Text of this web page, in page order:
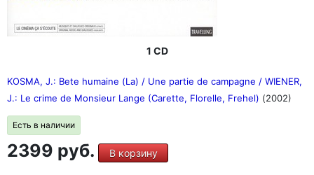
1 CD
KOSMA, J.: Bete humaine (La) / Une partie de campagne / WIENER,
J.: Le crime de Monsieur Lange (Carette, Florelle, Frehel) (2002)
Есть в наличии
2399 руб. В корзину